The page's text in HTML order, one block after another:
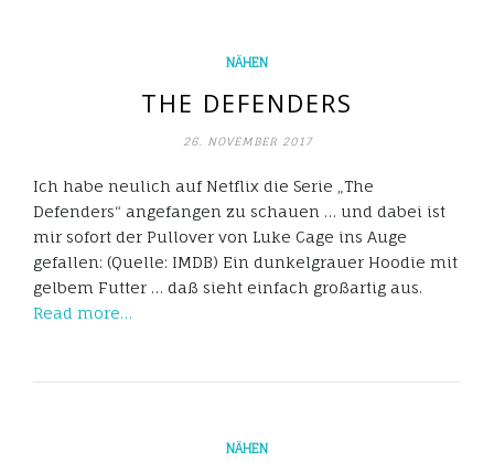
NÄHEN
THE DEFENDERS
26. NOVEMBER 2017
Ich habe neulich auf Netflix die Serie „The
Defenders“ angefangen zu schauen … und dabei ist
mir sofort der Pullover von Luke Cage ins Auge
gefallen: (Quelle: IMDB) Ein dunkelgrauer Hoodie mit
gelbem Futter … daß sieht einfach großartig aus.
Read more…
NÄHEN